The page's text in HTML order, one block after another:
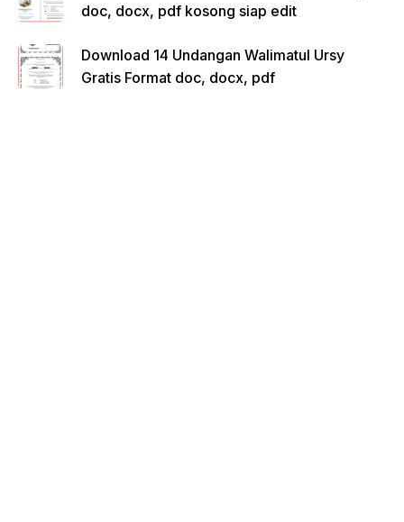
doc, docx, pdf kosong siap edit
Download 14 Undangan Walimatul Ursy
Gratis Format doc, docx, pdf